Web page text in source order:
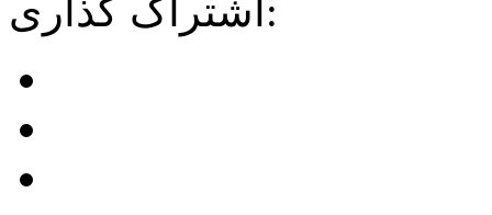
اشتراک گذاری: